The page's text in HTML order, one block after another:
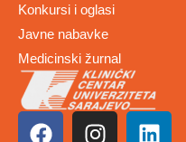
Konkursi i oglasi
Javne nabavke
Medicinski žurnal